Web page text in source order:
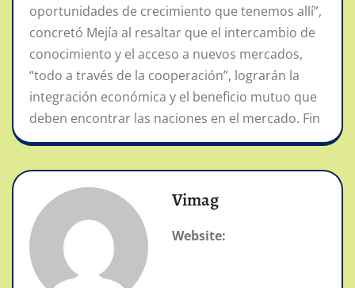
oportunidades de crecimiento que tenemos allí”,
concretó Mejía al resaltar que el intercambio de
conocimiento y el acceso a nuevos mercados,
“todo a través de la cooperación”, lograrán la
integración económica y el beneficio mutuo que
deben encontrar las naciones en el mercado. Fin
Vimag
Website: